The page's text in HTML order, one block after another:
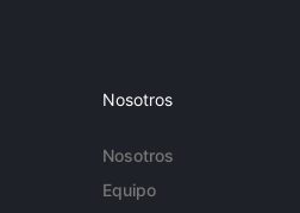
Nosotros
Nosotros
Equipo